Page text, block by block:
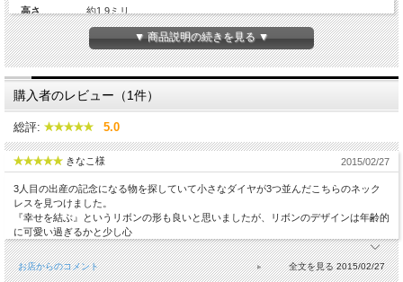
高さ
約1.9ミリ
幅
約4.1ミリ
厚み
約1.5ミリ
Diamond
3Pcs(約1.0ミリ×3)
カラット数
約0.015ct
チェーンの長
さ
40センチ(アジャスター使用時37センチ)線径：約0.23ミリ、幅：約
0.8ミリ
生産国
日本
▼ 商品説明の続きを見る ▼
購入者のレビュー（1件）
総評: 5.0
きなこ様 2015/02/27
3人目の出産の記念になる物を探していて小さなダイヤが3つ並んだこちらのネック
レスを見つけました。
『幸せを結ぶ』というリボンの形も良いと思いましたが、リボンのデザインは年齢的
に可愛い過ぎるかと少し心
お店からのコメント 2015/02/27